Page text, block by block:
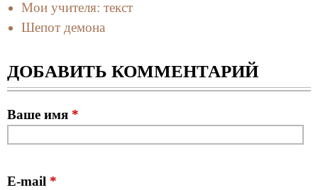
Мои учителя: текст
Шепот демона
ДОБАВИТЬ КОММЕНТАРИЙ
Ваше имя *
E-mail *